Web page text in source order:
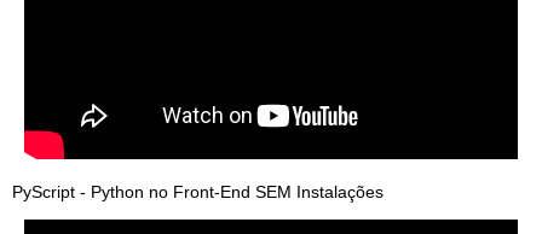
PyScript - Python no Front-End SEM Instalações